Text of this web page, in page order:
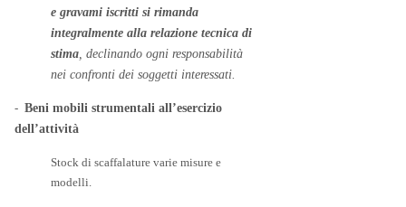
e gravami iscritti si rimanda
integralmente alla relazione tecnica di
stima, declinando ogni responsabilità
nei confronti dei soggetti interessati.
- Beni mobili strumentali all’esercizio
dell’attività
Stock di scaffalature varie misure e
modelli.